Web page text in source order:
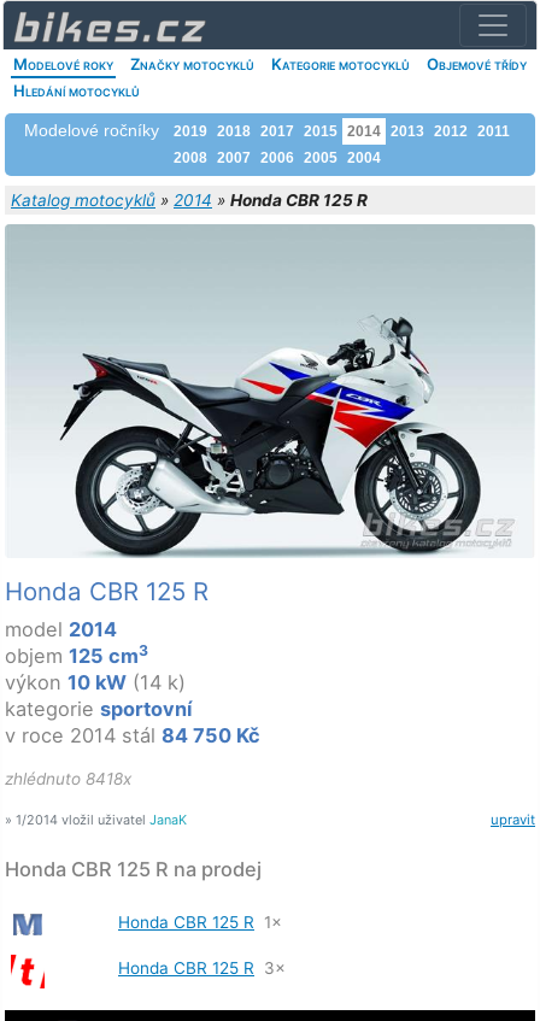
Modelové roky Značky motocyklů Kategorie motocyklů
Objemové třídy
Hledání motocyklů
Modelové ročníky 2019 2018 2017 2015 2014 2013 2012 2011
2008 2007 2006 2005 2004
Katalog motocyklů » 2014 » Honda CBR 125 R
Honda CBR 125 R
model 2014
objem 125 cm3
výkon 10 kW (14 k)
kategorie sportovní
v roce 2014 stál 84 750 Kč
zhlédnuto 8418x
upravit
» 1/2014 vložil uživatel JanaK
Honda CBR 125 R na prodej
Honda CBR 125 R 1×
Honda CBR 125 R 3×